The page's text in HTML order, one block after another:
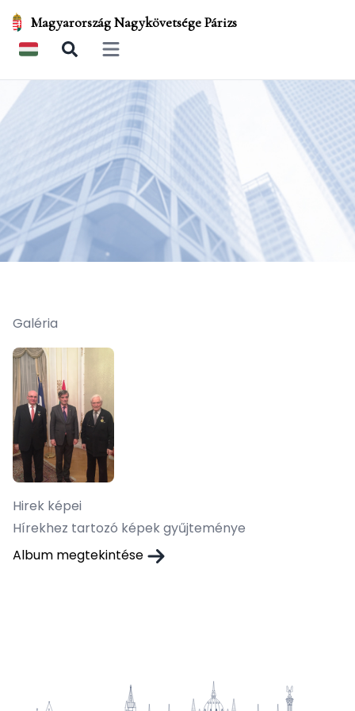
Magyarország Nagykövetsége Párizs
Open main menu
Galéria
Hirek képei
Hírekhez tartozó képek gyűjteménye
Album megtekintése